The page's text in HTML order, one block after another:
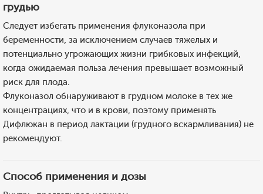
грудью
Следует избегать применения флуконазола при
беременности, за исключением случаев тяжелых и
потенциально угрожающих жизни грибковых инфекций,
когда ожидаемая польза лечения превышает возможный
риск для плода.
Флуконазол обнаруживают в грудном молоке в тех же
концентрациях, что и в крови, поэтому применять
Дифлюкан в период лактации (грудного вскармливания) не
рекомендуют.
Способ применения и дозы